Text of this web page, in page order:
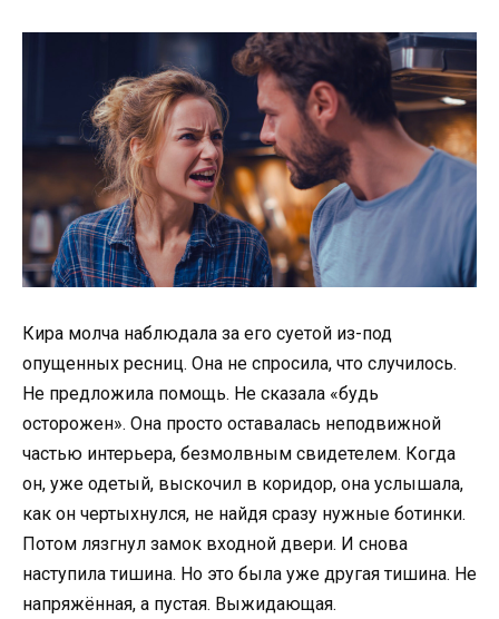
Кира молча наблюдала за его суетой из-под
опущенных ресниц. Она не спросила, что случилось.
Не предложила помощь. Не сказала «будь
осторожен». Она просто оставалась неподвижной
частью интерьера, безмолвным свидетелем. Когда
он, уже одетый, выскочил в коридор, она услышала,
как он чертыхнулся, не найдя сразу нужные ботинки.
Потом лязгнул замок входной двери. И снова
наступила тишина. Но это была уже другая тишина. Не
напряжённая, а пустая. Выжидающая.